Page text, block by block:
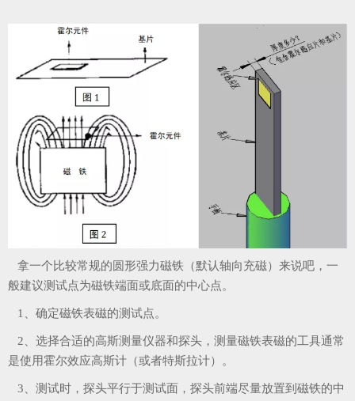
拿一个比较常规的圆形强力磁铁（默认轴向充磁）来说吧，一
般建议测试点为磁铁端面或底面的中心点。
1、确定磁铁表磁的测试点。
2、选择合适的高斯测量仪器和探头，测量磁铁表磁的工具通常
是使用霍尔效应高斯计（或者特斯拉计）。
3、测试时，探头平行于测试面，探头前端尽量放置到磁铁的中